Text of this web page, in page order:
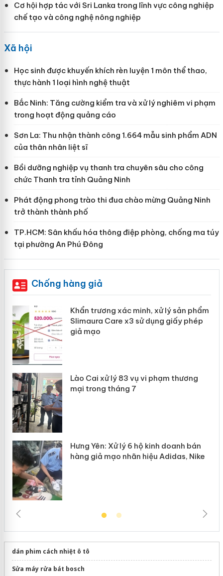
Cơ hội hợp tác với Sri Lanka trong lĩnh vực công nghiệp
chế tạo và công nghệ nông nghiệp
Xã hội
Học sinh được khuyến khích rèn luyện 1 môn thể thao,
thực hành 1 loại hình nghệ thuật
Bắc Ninh: Tăng cường kiểm tra và xử lý nghiêm vi phạm
trong hoạt động quảng cáo
Sơn La: Thu nhận thành công 1.664 mẫu sinh phẩm ADN
của thân nhân liệt sĩ
Bồi dưỡng nghiệp vụ thanh tra chuyên sâu cho công
chức Thanh tra tỉnh Quảng Ninh
Phát động phong trào thi đua chào mừng Quảng Ninh
trở thành thành phố
TP.HCM: Sân khấu hóa thông điệp phòng, chống ma túy
tại phường An Phú Đông
Chống hàng giả
Khẩn trương xác minh, xử lý sản phẩm
Slimaura Care x3 sử dụng giấy phép
giả mạo
Lào Cai xử lý 83 vụ vi phạm thương
mại trong tháng 7
Hưng Yên: Xử lý 6 hộ kinh doanh bán
hàng giả mạo nhãn hiệu Adidas, Nike
dán phim cách nhiệt ô tô
Sửa máy rửa bát bosch